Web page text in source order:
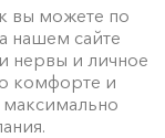
вы можете по
нашем сайте
нервы и личное
комфорте и
максимально